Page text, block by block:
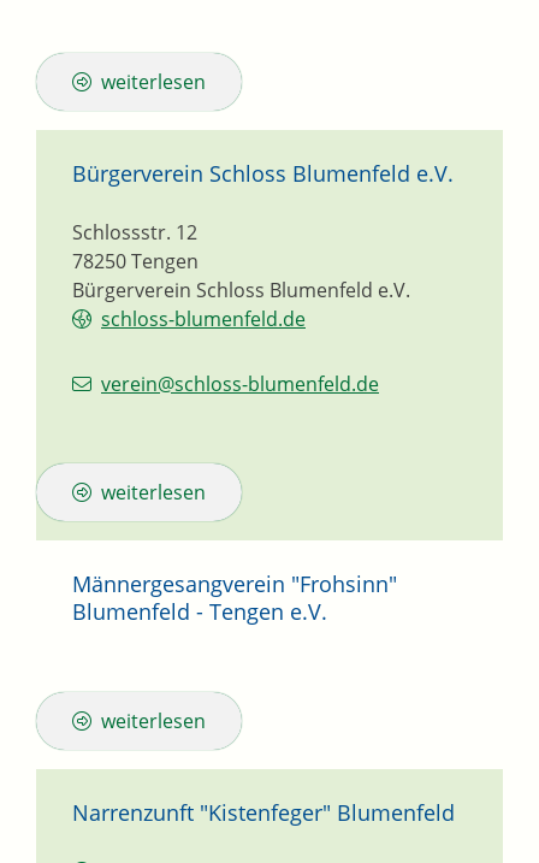
weiterlesen
Bürgerverein Schloss Blumenfeld e.V.
Bürgerverein Schloss Blumenfeld e.V.
Schlossstr. 12
78250Tengen
schloss-blumenfeld.de
verein@schloss-blumenfeld.de
weiterlesen
Männergesangverein "Frohsinn"
Blumenfeld - Tengen e.V.
weiterlesen
Narrenzunft "Kistenfeger" Blumenfeld